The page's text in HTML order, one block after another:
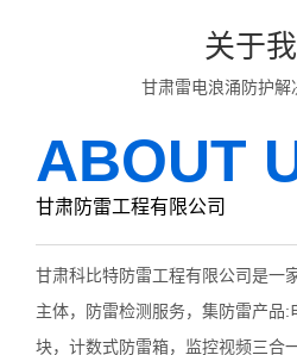
关于
甘肃雷电浪涌防护解
ABOUT
甘肃防雷工程有限公司
甘肃科比特防雷工程有限公司是一
主体，防雷检测服务，集防雷产品
块，计数式防雷箱，监控视频三合